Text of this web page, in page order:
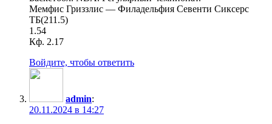
Мемфис Гриззлис — Филадельфия Севенти Сиксерс
ТБ(211.5)
1.54
Кф. 2.17
Войдите, чтобы ответить
admin:
20.11.2024 в 14:27